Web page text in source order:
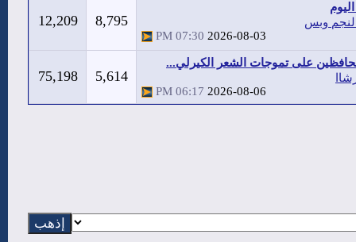
وبس
2026-08-03
07:30 PM
8,795
12,209
على تموجات الشعر الكيرلي...
2026-08-06
06:17 PM
5,614
75,198